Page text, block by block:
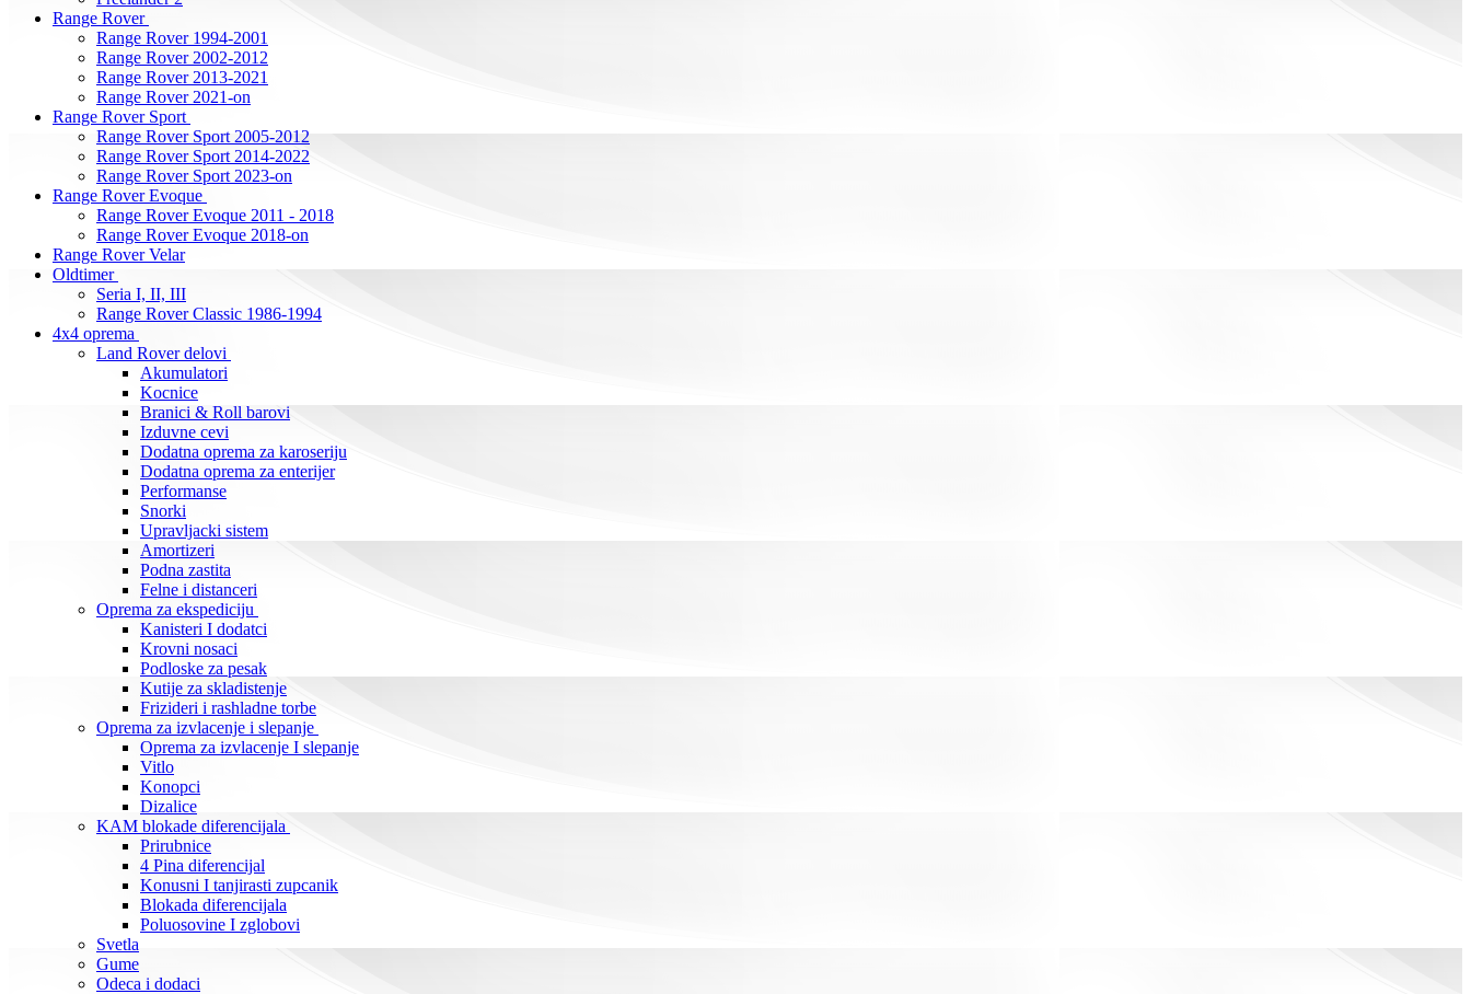
Range Rover
Range Rover 1994-2001
Range Rover 2002-2012
Range Rover 2013-2021
Range Rover 2021-on
Range Rover Sport
Range Rover Sport 2005-2012
Range Rover Sport 2014-2022
Range Rover Sport 2023-on
Range Rover Evoque
Range Rover Evoque 2011 - 2018
Range Rover Evoque 2018-on
Range Rover Velar
Oldtimer
Seria I, II, III
Range Rover Classic 1986-1994
4x4 oprema
Land Rover delovi
Akumulatori
Kocnice
Branici & Roll barovi
Izduvne cevi
Dodatna oprema za karoseriju
Dodatna oprema za enterijer
Performanse
Snorki
Upravljacki sistem
Amortizeri
Podna zastita
Felne i distanceri
Oprema za ekspediciju
Kanisteri I dodatci
Krovni nosaci
Podloske za pesak
Kutije za skladistenje
Frizideri i rashladne torbe
Oprema za izvlacenje i slepanje
Oprema za izvlacenje I slepanje
Vitlo
Konopci
Dizalice
KAM blokade diferencijala
Prirubnice
4 Pina diferencijal
Konusni I tanjirasti zupcanik
Blokada diferencijala
Poluosovine I zglobovi
Svetla
Gume
Odeca i dodaci